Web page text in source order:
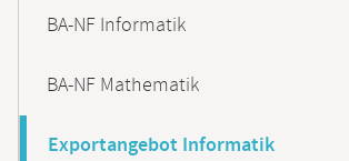
BA-NF Informatik
BA-NF Mathematik
Exportangebot Informatik